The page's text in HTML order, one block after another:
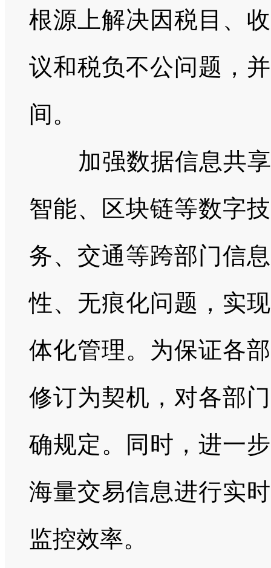
根源上解决因税目、
议和税负不公问题，
间。
加强数据信息共享
智能、区块链等数字
务、交通等跨部门信
性、无痕化问题，实
体化管理。为保证各
修订为契机，对各部
确规定。同时，进一
海量交易信息进行实
监控效率。